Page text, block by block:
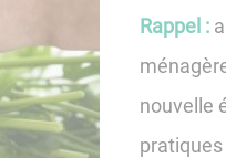
Rappel :
nouvelle